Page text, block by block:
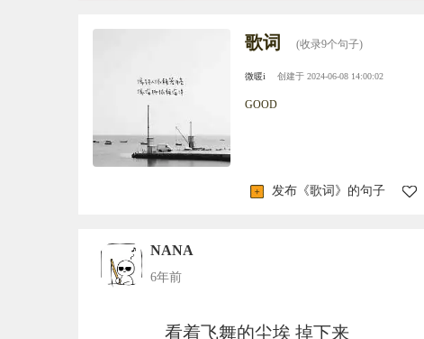
歌词 (收录9个句子)
微暖i 创建于 2024-06-08 14:00:02
GOOD
发布《歌词》的句子
NANA
6年前
看着飞舞的尘埃 掉下来